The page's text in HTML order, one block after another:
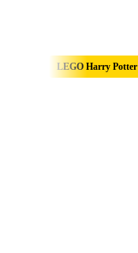
LEGO Harry Potter